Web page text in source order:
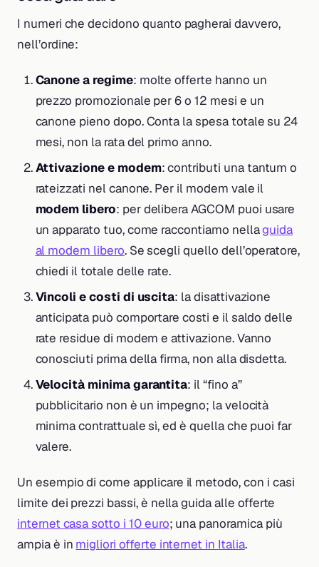
I numeri che decidono quanto pagherai davvero,
nell’ordine:
Canone a regime: molte offerte hanno un
prezzo promozionale per 6 o 12 mesi e un
canone pieno dopo. Conta la spesa totale su 24
mesi, non la rata del primo anno.
Attivazione e modem: contributi una tantum o
rateizzati nel canone. Per il modem vale il
modem libero: per delibera AGCOM puoi usare
un apparato tuo, come raccontiamo nellaguida
al modem libero. Se scegli quello dell’operatore,
chiedi il totale delle rate.
Vincoli e costi di uscita: la disattivazione
anticipata può comportare costi e il saldo delle
rate residue di modem e attivazione. Vanno
conosciuti prima della firma, non alla disdetta.
Velocità minima garantita: il “fino a”
pubblicitario non è un impegno; la velocità
minima contrattuale sì, ed è quella che puoi far
valere.
Un esempio di come applicare il metodo, con i casi
limite dei prezzi bassi, è nella guida alle offerte
internet casa sotto i 10 euro; una panoramica più
ampia è in migliori offerte internet in Italia.